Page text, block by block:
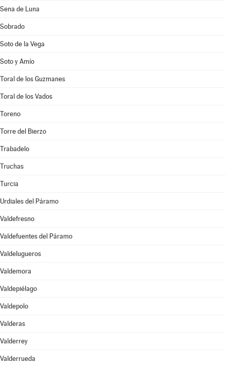
Sena de Luna
Sobrado
Soto de la Vega
Soto y Amío
Toral de los Guzmanes
Toral de los Vados
Toreno
Torre del Bierzo
Trabadelo
Truchas
Turcia
Urdiales del Páramo
Valdefresno
Valdefuentes del Páramo
Valdelugueros
Valdemora
Valdepiélago
Valdepolo
Valderas
Valderrey
Valderrueda